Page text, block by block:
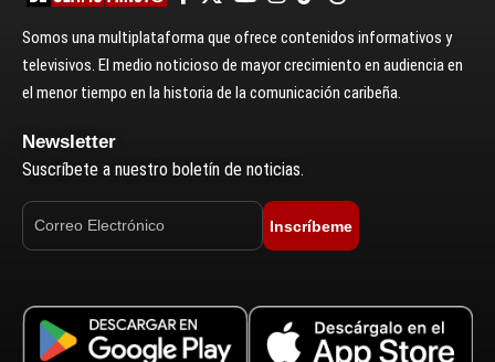
Somos una multiplataforma que ofrece contenidos informativos y
televisivos. El medio noticioso de mayor crecimiento en audiencia en
el menor tiempo en la historia de la comunicación caribeña.
Newsletter
Suscríbete a nuestro boletín de noticias.
Inscríbeme